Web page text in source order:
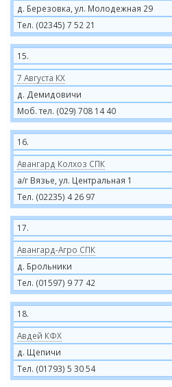
д. Березовка, ул. Молодежная 29
Тел. (02345) 7 52 21
15.
7 Августа КХ
д. Демидовичи
Моб. тел. (029) 708 14 40
16.
Авангард Колхоз СПК
а/г Вязье, ул. Центральная 1
Тел. (02235) 4 26 97
17.
Авангард-Агро СПК
д. Брольники
Тел. (01597) 9 77 42
18.
Авдей КФХ
д. Щепичи
Тел. (01793) 5 30 54